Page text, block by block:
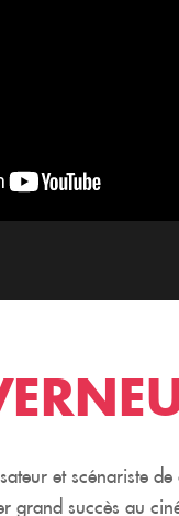
et scénariste
grand succès au